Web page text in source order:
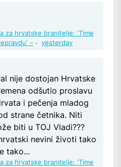
za hrvatske branitelje: 'Time
– · yesterday
nije dostojan Hrvatske
odšutio proslavu
i pečenja mladog
strane četnika. Niti
biti u TOJ Vladi???
nevini životi tako
tako...
za hrvatske branitelje: 'Time